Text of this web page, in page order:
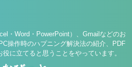
・Word・PowerPoint）、Gmailなどのお
操作時のハプニング解決法の紹介、PDF
に立てると思うことをやっています。